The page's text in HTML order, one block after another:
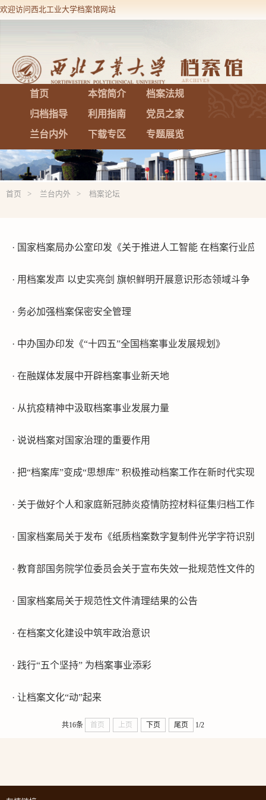
欢迎访问西北工业大学档案馆网站
首页 本馆简介
档案法规
归档指导
利用指南
党员之家
兰台内外
下载专区 专题展览
首页 兰台内外 档案论坛
· 国家档案局办公室印发《关于推进人工智能 在档案行业应
· 用档案发声 以史实亮剑 旗帜鲜明开展意识形态领域斗争
· 务必加强档案保密安全管理
· 中办国办印发《“十四五”全国档案事业发展规划》
· 在融媒体发展中开辟档案事业新天地
· 从抗疫精神中汲取档案事业发展力量
· 说说档案对国家治理的重要作用
· 把“档案库”变成“思想库” 积极推动档案工作在新时代实现
· 关于做好个人和家庭新冠肺炎疫情防控材料征集归档工作
· 国家档案局关于发布《纸质档案数字复制件光学字符识别
· 教育部国务院学位委员会关于宣布失效一批规范性文件的
· 国家档案局关于规范性文件清理结果的公告
· 在档案文化建设中筑牢政治意识
· 践行“五个坚持” 为档案事业添彩
· 让档案文化“动”起来
共16条 首页 上页 下页 尾页 1/2